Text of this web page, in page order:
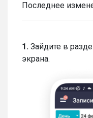
Последнее
1. Зайдите в
экрана.